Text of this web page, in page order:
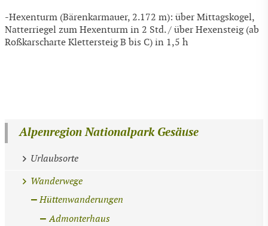
-Hexenturm (Bärenkarmauer, 2.172 m): über Mittagskogel,
Natterriegel zum Hexenturm in 2 Std. / über Hexensteig (ab
Roßkarscharte Klettersteig B bis C) in 1,5 h
Alpenregion Nationalpark Gesäuse
Urlaubsorte
Wanderwege
Hüttenwanderungen
Admonterhaus